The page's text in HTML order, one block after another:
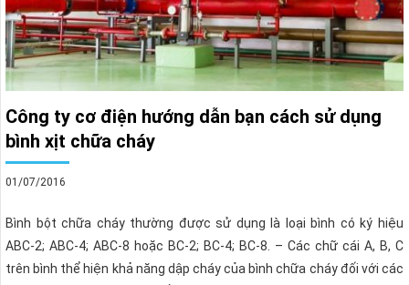
Công ty cơ điện hướng dẫn bạn cách sử dụng
bình xịt chữa cháy
01/07/2016
Bình bột chữa cháy thường được sử dụng là loại bình có ký hiệu
ABC-2; ABC-4; ABC-8 hoặc BC-2; BC-4; BC-8. – Các chữ cái A, B, C
trên bình thể hiện khả năng dập cháy của bình chữa cháy đối với các